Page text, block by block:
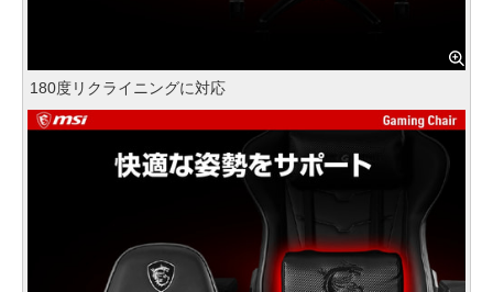
180度リクライニングに対応